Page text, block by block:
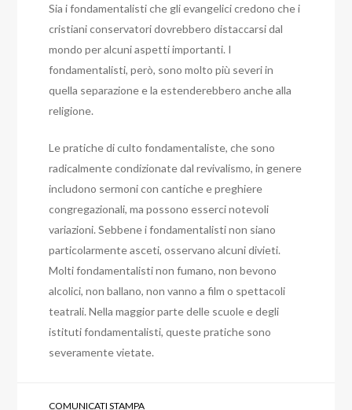
Sia i fondamentalisti che gli evangelici credono che i
cristiani conservatori dovrebbero distaccarsi dal
mondo per alcuni aspetti importanti. I
fondamentalisti, però, sono molto più severi in
quella separazione e la estenderebbero anche alla
religione.
Le pratiche di culto fondamentaliste, che sono
radicalmente condizionate dal revivalismo, in genere
includono sermoni con cantiche e preghiere
congregazionali, ma possono esserci notevoli
variazioni. Sebbene i fondamentalisti non siano
particolarmente asceti, osservano alcuni divieti.
Molti fondamentalisti non fumano, non bevono
alcolici, non ballano, non vanno a film o spettacoli
teatrali. Nella maggior parte delle scuole e degli
istituti fondamentalisti, queste pratiche sono
severamente vietate.
COMUNICATI STAMPA